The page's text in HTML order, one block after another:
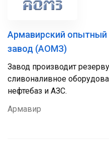
Армавирский
завод (АОМЗ)
Завод производит
сливоналивное
нефтебаз и АЗС.
Армавир